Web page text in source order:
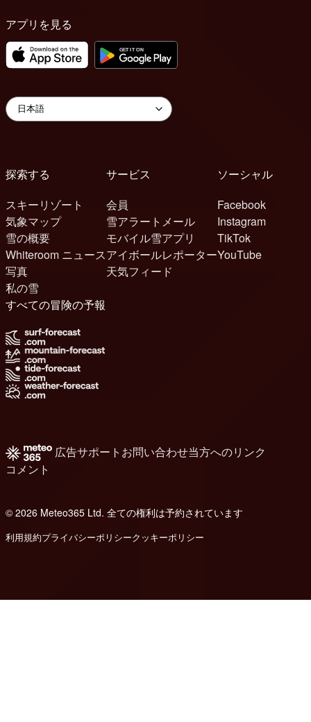
アプリを見る
探索する
スキーリゾート
気象マップ
雪の概要
Whiteroom ニュース
写真
私の雪
サービス
会員
雪アラートメール
モバイル雪アプリ
アイボールレポーター
天気フィード
ソーシャル
Facebook
Instagram
TikTok
YouTube
すべての冒険の予報
広告サポート お問い合わせ当方へのリンク
コメント
© 2026 Meteo365 Ltd. 全ての権利は予約されています
利用規約プライバシーポリシークッキーポリシー